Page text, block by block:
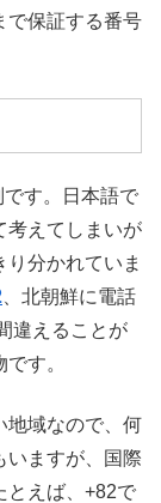
で保証する番号
す。日本語で
考えてしまいが
分かれていま
、北朝鮮に電話
違えることが
す。
地域なので、何
いますが、国際
とえば、+82で